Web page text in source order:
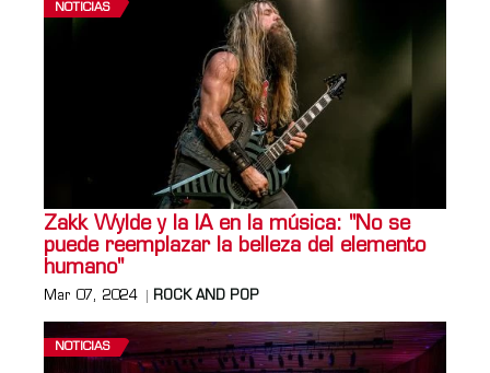
NOTICIAS
Zakk Wylde y la IA en la música: "No se
puede reemplazar la belleza del elemento
humano"
Mar 07, 2024 ROCK AND POP
NOTICIAS